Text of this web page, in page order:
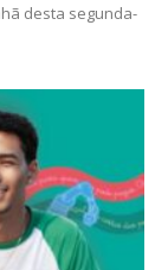
desta segunda-